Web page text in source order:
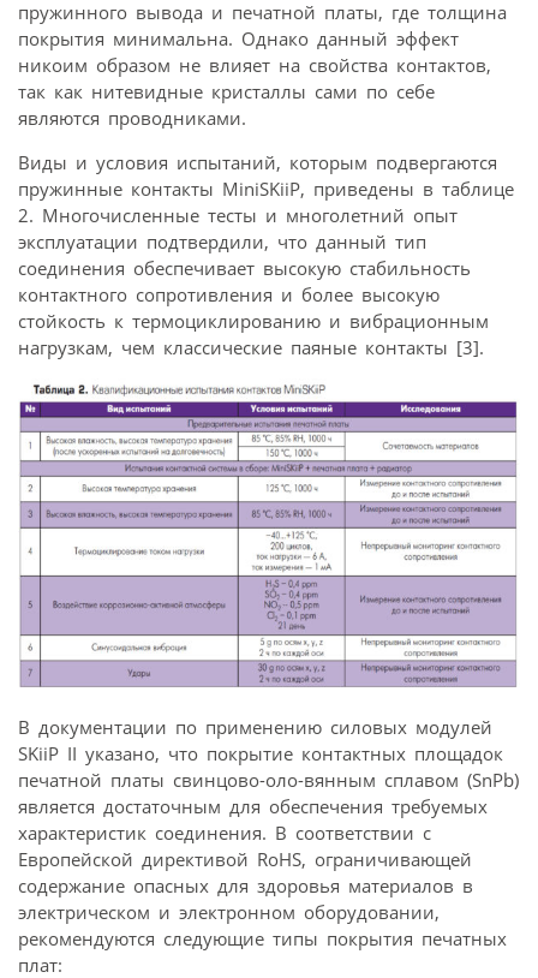
пружинного вывода и печатной платы, где толщина
покрытия минимальна. Однако данный эффект
никоим образом не влияет на свойства контактов,
так как нитевидные кристаллы сами по себе
являются проводниками.
Виды и условия испытаний, которым подвергаются
пружинные контакты MiniSKiiP, приведены в таблице
2. Многочисленные тесты и многолетний опыт
эксплуатации подтвердили, что данный тип
соединения обеспечивает высокую стабильность
контактного сопротивления и более высокую
стойкость к термоциклированию и вибрационным
нагрузкам, чем классические паяные контакты [3].
В документации по применению силовых модулей
SKiiP II указано, что покрытие контактных площадок
печатной платы свинцово-оло-вянным сплавом (SnPb)
является достаточным для обеспечения требуемых
характеристик соединения. В соответствии с
Европейской директивой RoHS, ограничивающей
содержание опасных для здоровья материалов в
электрическом и электронном оборудовании,
рекомендуются следующие типы покрытия печатных
плат: